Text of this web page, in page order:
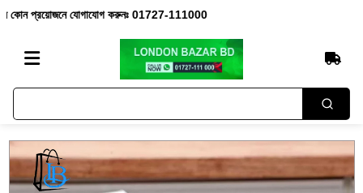
যোগাযোগ করুনঃ 01727-111000